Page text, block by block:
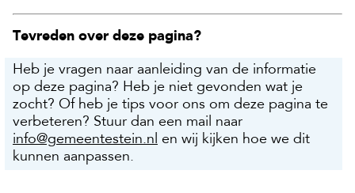
Tevreden over deze pagina?
Heb je vragen naar aanleiding van de informatie
op deze pagina? Heb je niet gevonden wat je
zocht? Of heb je tips voor ons om deze pagina te
verbeteren? Stuur dan een mail naar
info@gemeentestein.nl
en wij kijken hoe we dit
kunnen aanpassen.